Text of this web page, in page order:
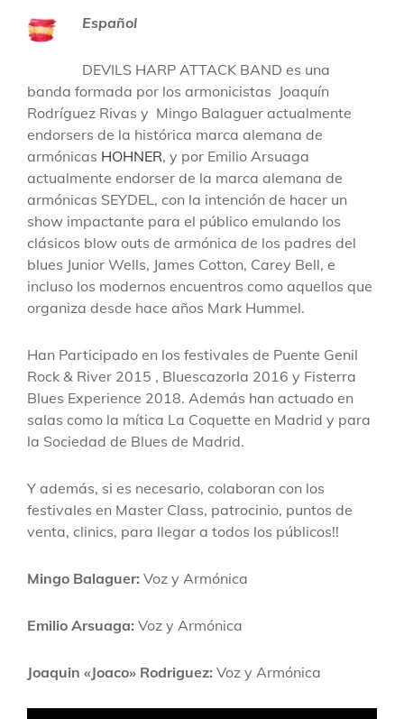
Español
DEVILS HARP ATTACK BAND es una
banda formada por los armonicistas Joaquín
Rodríguez Rivas y Mingo Balaguer actualmente
endorsers de la histórica marca alemana de
armónicas HOHNER, y por Emilio Arsuaga
actualmente endorser de la marca alemana de
armónicas SEYDEL, con la intención de hacer un
show impactante para el público emulando los
clásicos blow outs de armónica de los padres del
blues Junior Wells, James Cotton, Carey Bell, e
incluso los modernos encuentros como aquellos que
organiza desde hace años Mark Hummel.
Han Participado en los festivales de Puente Genil
Rock & River 2015 , Bluescazorla 2016 y Fisterra
Blues Experience 2018. Además han actuado en
salas como la mítica La Coquette en Madrid y para
la Sociedad de Blues de Madrid.
Y además, si es necesario, colaboran con los
festivales en Master Class, patrocinio, puntos de
venta, clinics, para llegar a todos los públicos!!
Mingo Balaguer: Voz y Armónica
Emilio Arsuaga: Voz y Armónica
Joaquin «Joaco» Rodriguez: Voz y Armónica